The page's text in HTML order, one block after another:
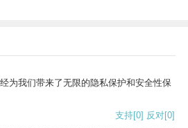
为我们带来了无限的隐私保护和安全性保
支持[0] 反对[0]